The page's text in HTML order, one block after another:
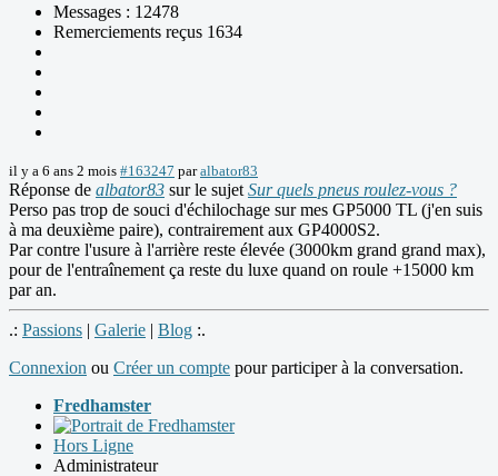
Messages : 12478
Remerciements reçus 1634
il y a 6 ans 2 mois #163247 paralbator83
Réponse de albator83 sur le sujet Sur quels pneus roulez-vous ?
Perso pas trop de souci d'échilochage sur mes GP5000 TL (j'en suis
à ma deuxième paire), contrairement aux GP4000S2.
Par contre l'usure à l'arrière reste élevée (3000km grand grand max),
pour de l'entraînement ça reste du luxe quand on roule +15000 km
par an.
.: Passions | Galerie | Blog :.
Connexion ou Créer un compte pour participer à la conversation.
Fredhamster
Hors Ligne
Administrateur